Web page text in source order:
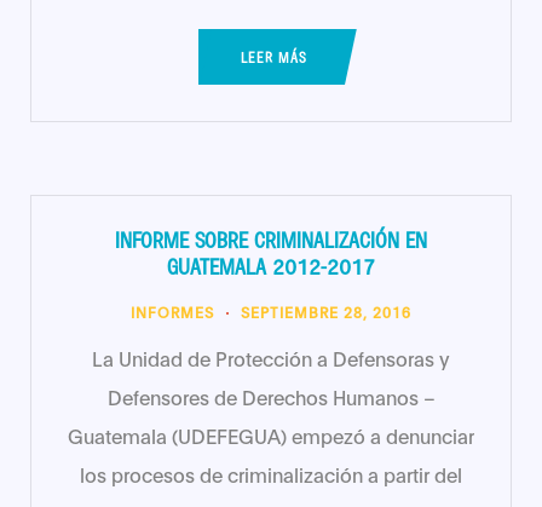
LEER MÁS
INFORME SOBRE CRIMINALIZACIÓN EN
GUATEMALA 2012-2017
INFORMES SEPTIEMBRE 28, 2016
La Unidad de Protección a Defensoras y
Defensores de Derechos Humanos –
Guatemala (UDEFEGUA) empezó a denunciar
los procesos de criminalización a partir del